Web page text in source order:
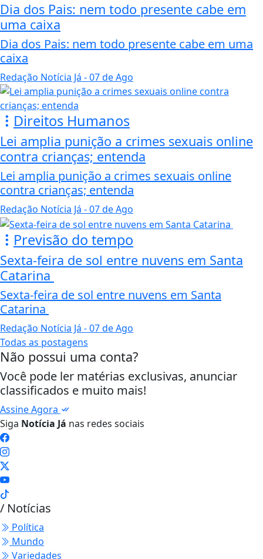
Dia dos Pais: nem todo presente cabe em
uma caixa
Dia dos Pais: nem todo presente cabe em uma
caixa
Redação Notícia Já - 07 de Ago
Direitos Humanos
Lei amplia punição a crimes sexuais online
contra crianças; entenda
Lei amplia punição a crimes sexuais online
contra crianças; entenda
Redação Notícia Já - 07 de Ago
Previsão do tempo
Sexta-feira de sol entre nuvens em Santa
Catarina
Sexta-feira de sol entre nuvens em Santa
Catarina
Redação Notícia Já - 07 de Ago
Todas as postagens
Não possui uma conta?
Você pode ler matérias exclusivas, anunciar
classificados e muito mais!
Assine Agora
Siga Notícia Já nas redes sociais
/ Notícias
Política
Mundo
Variedades